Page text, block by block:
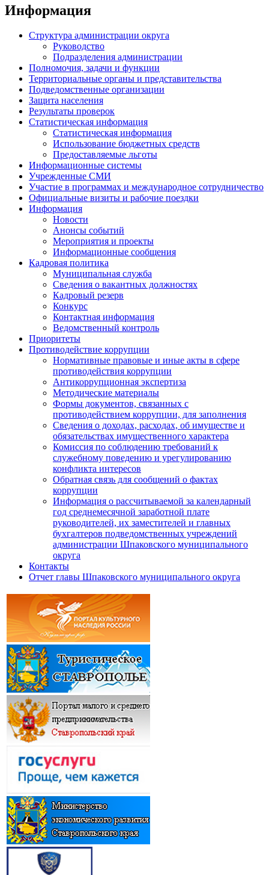
Информация
Структура администрации округа
Руководство
Подразделения администрации
Полномочия, задачи и функции
Территориальные органы и представительства
Подведомственные организации
Защита населения
Результаты проверок
Статистическая информация
Статистическая информация
Использование бюджетных средств
Предоставляемые льготы
Информационные системы
Учрежденные СМИ
Участие в программах и международное сотрудничество
Официальные визиты и рабочие поездки
Информация
Новости
Анонсы событий
Мероприятия и проекты
Информационные сообщения
Кадровая политика
Муниципальная служба
Сведения о вакантных должностях
Кадровый резерв
Конкурс
Контактная информация
Ведомственный контроль
Приоритеты
Противодействие коррупции
Нормативные правовые и иные акты в сфере
противодействия коррупции
Антикоррупционная экспертиза
Методические материалы
Формы документов, связанных с
противодействием коррупции, для заполнения
Сведения о доходах, расходах, об имуществе и
обязательствах имущественного характера
Комиссия по соблюдению требований к
служебному поведению и урегулированию
конфликта интересов
Обратная связь для сообщений о фактах
коррупции
Информация о рассчитываемой за календарный
год среднемесячной заработной плате
руководителей, их заместителей и главных
бухгалтеров подведомственных учреждений
администрации Шпаковского муниципального
округа
Контакты
Отчет главы Шпаковского муниципального округа